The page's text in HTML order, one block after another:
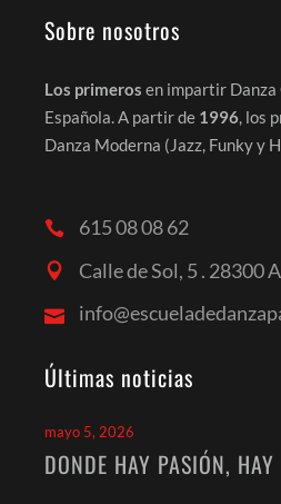
Sobre nosotros
Los primeros en impartir Danza
Española. A partir de 1996, los
Danza Moderna (Jazz, Funky y
615 08 08 62
Calle de Sol, 5 . 28300
Últimas noticias
mayo 5, 2026
DONDE HAY PASIÓN,